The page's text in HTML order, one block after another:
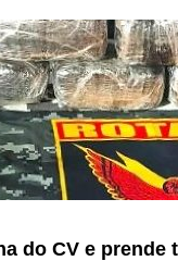
do CV e prende